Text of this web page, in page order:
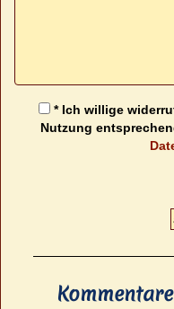
* Ich willige
Nutzung